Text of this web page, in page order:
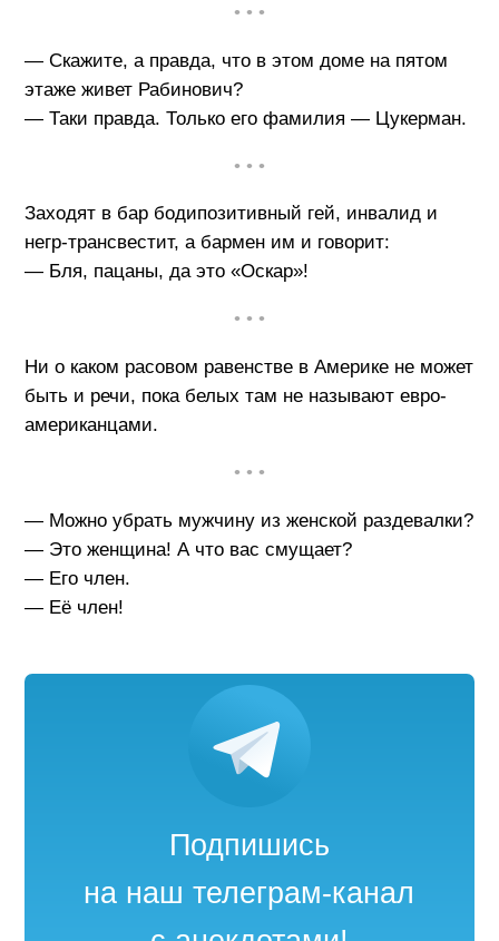
• • •
— Скажите, а правда, что в этом доме на пятом
этаже живет Рабинович?
— Таки правда. Только его фамилия — Цукерман.
• • •
Заходят в бар бодипозитивный гей, инвалид и
негр-трансвестит, а бармен им и говорит:
— Бля, пацаны, да это «Оскар»!
• • •
Ни о каком расовом равенстве в Америке не может
быть и речи, пока белых там не называют евро-
американцами.
• • •
— Можно убрать мужчину из женской раздевалки?
— Это женщина! А что вас смущает?
— Его член.
— Её член!
Подпишись
на наш телеграм-канал